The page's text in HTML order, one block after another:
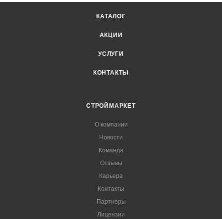
КАТАЛОГ
АКЦИИ
УСЛУГИ
КОНТАКТЫ
СТРОЙМАРКЕТ
О компании
Новости
Команда
Отзывы
Карьера
Контакты
Партнеры
Лицензии